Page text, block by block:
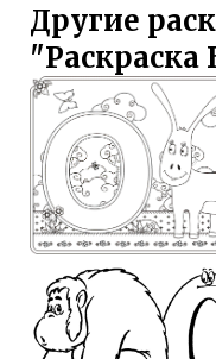
Другие
"Раскраска